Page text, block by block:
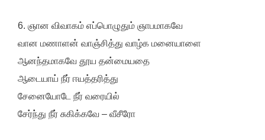
6. ஞான விவாகம் எப்பொழுதும் ஞாபமாகவே
வான மணாளன் வாஞ்சித்து வாழ்க மனையாளை
ஆனந்தமாகவே தூய தன்மையதை
ஆடையாய் நீர் ஈயத்தரித்து
சேனையோடே நீர் வரையில்
சேர்ந்து நீர் சுகிக்கவே – வீசீரோ